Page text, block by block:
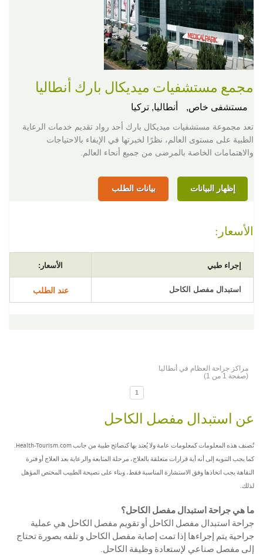
مجمع مستشفيات ميديكال بارك أنطاليا
مستشفى خاص, أنطاليا, تركيا
تعد مجموعة مستشفيات ميديكال بارك أحد رواد تقديم خدمات الرعاية
الطبية على مستوى العالم، نظرًا لخبرتها في الإيفاء بالاحتياجات
والاهتمامات الخاصة بالمرضى من جميع أنحاء العالم.
إظهار البيانات بيانات الطلب
الأسعار:
إجراء طبي الأسعار:
استبدال مفصل الكاحل عند الطلب
مراكز جراحة العظام في أنطاليا
(صفحة 1 من 1)
1
عن استبدال مفصل الكاحل
تُصنف هذه المعلومات كمعلومات عامة ولا يُعتد بها كنصائح طبية من جانب Health-Tourism.com.
كما يجب التنويه إلى أنه أية قرارات متعلقة بالعلاج، مرحلة المتابعة والرعاية بعد العلاج أو فترة
النقاهة يجب اتخاذها وفق الاستشارة المناسبة فقط، وبناء على نصيحة الطبيب المختص المؤهل
لذلك.
ما هي جراحة استبدال مفصل الكاحل؟
جراحة استبدال مفصل الكاحل أو تقويم مفصل الكاحل هي عملية
جراحية يتم إجراءها إذا تمت إصابة مفصل الكاحل و تلفه بصورة تحتاج
إلى مفصل صناعي لإستعادة وظيفة الكاحل.